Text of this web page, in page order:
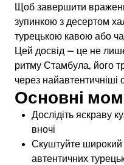
Щоб завершити
зупинкою з десертом
турецькою кавою або
Цей досвід — це не
ритму Стамбула, його
через найавтентичніші
Основні
Дослідіть яскраву
вночі
Скуштуйте широкий
автентичних